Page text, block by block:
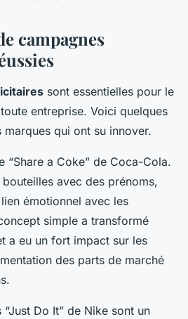
campagnes
sont essentielles pour le
entreprise. Voici quelques
qui ont su innover.
“Share a Coke” de Coca-Cola.
avec des prénoms,
émotionnel avec les
simple a transformé
a eu un fort impact sur les
des parts de marché
Do It” de Nike sont un